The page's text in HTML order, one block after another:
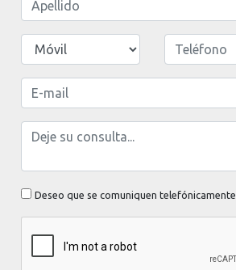
Deseo que se comuniquen telefónicamente